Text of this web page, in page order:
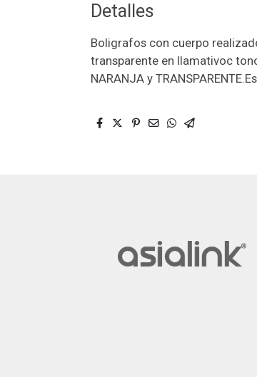
Detalles
Boligrafos con cuerpo
transparente en llamativoc
NARANJA y